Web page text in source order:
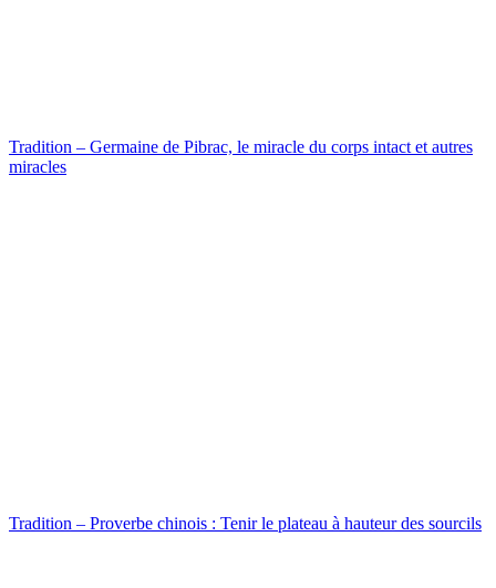
Tradition – Germaine de Pibrac, le miracle du corps intact et autres
miracles
Tradition – Proverbe chinois : Tenir le plateau à hauteur des sourcils